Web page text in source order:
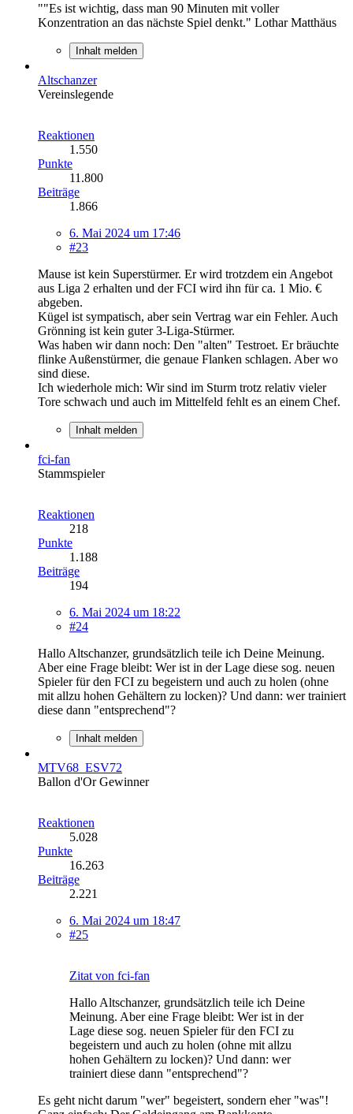
""Es ist wichtig, dass man 90 Minuten mit voller
Konzentration an das nächste Spiel denkt." Lothar Matthäus
Inhalt melden
Altschanzer
Vereinslegende
Reaktionen
1.550
Punkte
11.800
Beiträge
1.866
6. Mai 2024 um 17:46
#23
Mause ist kein Superstürmer. Er wird trotzdem ein Angebot
aus Liga 2 erhalten und der FCI wird ihn für ca. 1 Mio. €
abgeben.
Kügel ist sympatisch, aber sein Vertrag war ein Fehler. Auch
Grönning ist kein guter 3-Liga-Stürmer.
Was haben wir dann noch: Den "alten" Testroet. Er bräuchte
flinke Außenstürmer, die genaue Flanken schlagen. Aber wo
sind diese.
Ich wiederhole mich: Wir sind im Sturm trotz relativ vieler
Tore schwach und auch im Mittelfeld fehlt es an einem Chef.
Inhalt melden
fci-fan
Stammspieler
Reaktionen
218
Punkte
1.188
Beiträge
194
6. Mai 2024 um 18:22
#24
Hallo Altschanzer, grundsätzlich teile ich Deine Meinung.
Aber eine Frage bleibt: Wer ist in der Lage diese sog. neuen
Spieler für den FCI zu begeistern und auch zu holen (ohne
mit allzu hohen Gehältern zu locken)? Und dann: wer trainiert
diese dann "entsprechend"?
Inhalt melden
MTV68_ESV72
Ballon d'Or Gewinner
Reaktionen
5.028
Punkte
16.263
Beiträge
2.221
6. Mai 2024 um 18:47
#25
Zitat von fci-fan
Hallo Altschanzer, grundsätzlich teile ich Deine
Meinung. Aber eine Frage bleibt: Wer ist in der
Lage diese sog. neuen Spieler für den FCI zu
begeistern und auch zu holen (ohne mit allzu
hohen Gehältern zu locken)? Und dann: wer
trainiert diese dann "entsprechend"?
Es geht nicht darum "wer" begeistert, sondern eher "was"!